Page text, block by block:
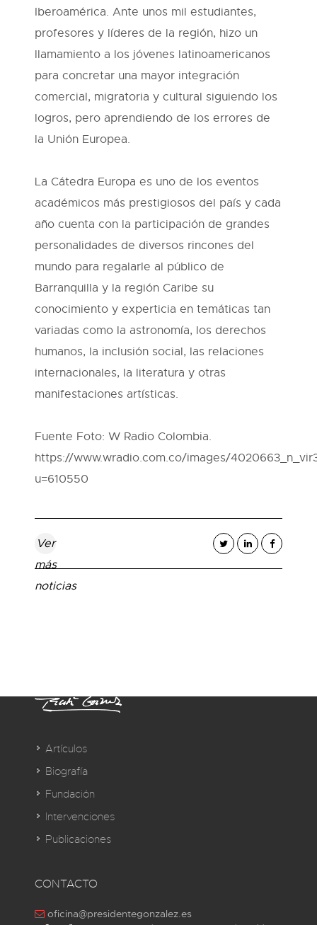
Iberoamérica. Ante unos mil estudiantes,
profesores y líderes de la región, hizo un
llamamiento a los jóvenes latinoamericanos
para concretar una mayor integración
comercial, migratoria y cultural siguiendo los
logros, pero aprendiendo de los errores de
la Unión Europea.
La Cátedra Europa es uno de los eventos
académicos más prestigiosos del país y cada
año cuenta con la participación de grandes
personalidades de diversos rincones del
mundo para regalarle al público de
Barranquilla y la región Caribe su
conocimiento y experticia en temáticas tan
variadas como la astronomía, los derechos
humanos, la inclusión social, las relaciones
internacionales, la literatura y otras
manifestaciones artísticas.
Fuente Foto: W Radio Colombia.
https://www.wradio.com.co/images/
u=610550
Ver
más
noticias
Artículos
Biografía
Fundación
Intervenciones
Publicaciones
CONTACTO
oficina@presidentegonzalez.es